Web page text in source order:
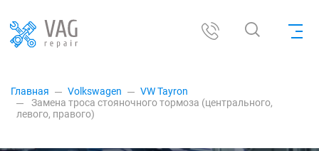
Главная Volkswagen
VW Tayron
Замена троса стояночного тормоза (центрального,
левого, правого)